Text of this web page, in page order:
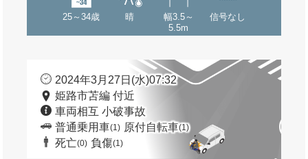
25～34歳 晴
幅3.5～
5.5m
信号なし
2024年3月27日(水)07:32
姫路市苫編 付近
車両相互 小破事故
普通乗用車(1) 原付自転車(1)
死亡(0) 負傷(1)